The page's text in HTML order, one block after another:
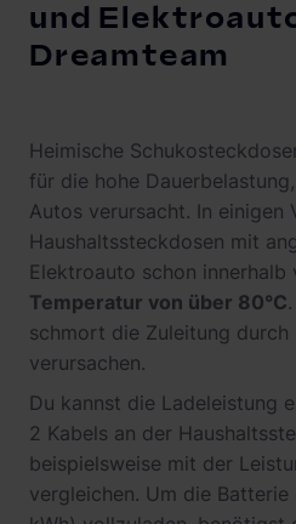
und
Dreamteam
Heimische
für die hohe
Autos verursacht. In einigen
Haushaltssteckdosen mit
Elektroauto schon innerhalb
Temperatur von über 80°C
schmort die Zuleitung durch
verursachen.
Du kannst die Ladeleistung
2 Kabels an der
beispielsweise mit der
vergleichen. Um die